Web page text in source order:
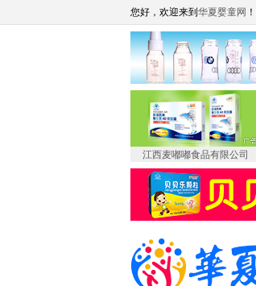
您好，欢迎来到 华夏婴童网 ！
江西麦嘟嘟食品有限公司